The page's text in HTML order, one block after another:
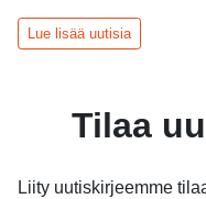
Lue lisää uutisia
Tilaa
Liity uutiskirjeemme